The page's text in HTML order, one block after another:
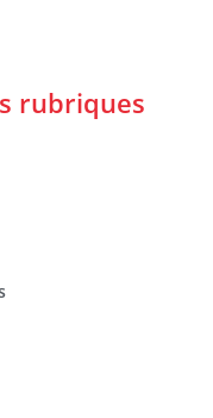
rubriques